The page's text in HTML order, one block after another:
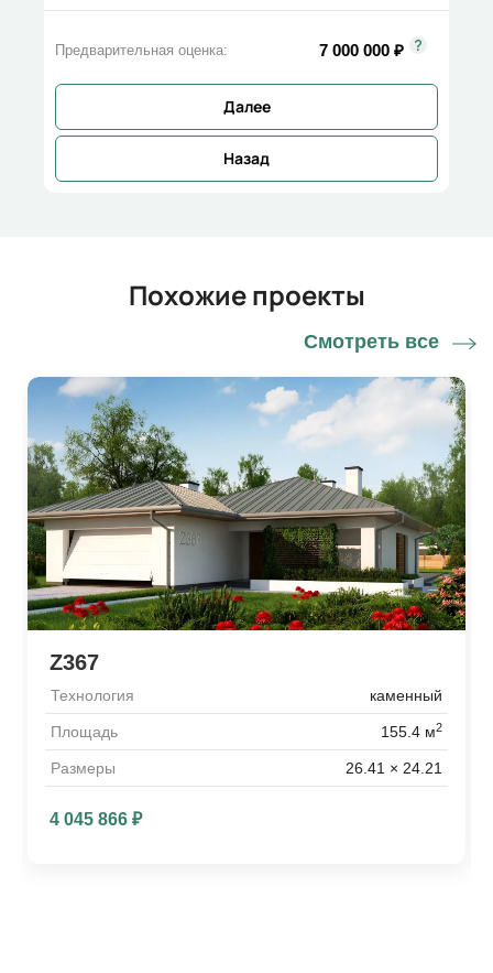
Предварительная оценка: 7 000 000 ₽
Назад
Далее
Похожие проекты
Смотреть все
Z367
Технология каменный
Площадь 155.4 м2
Размеры 26.41 × 24.21
4 045 866₽